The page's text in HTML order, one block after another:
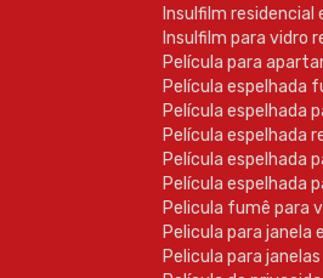
Insulfilm residencial
Insulfilm para vidro
Película para
Película espelhada
Película espelhada
Película espelhada
Película espelhada
Película espelhada
Pelicula fumê para
Pelicula para janela
Pelicula para